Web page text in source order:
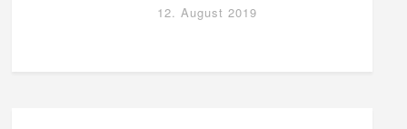
12. August 2019